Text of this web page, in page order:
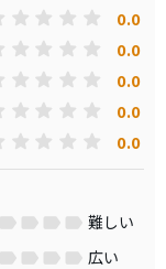
0.0
0.0
0.0
0.0
0.0
難しい
広い